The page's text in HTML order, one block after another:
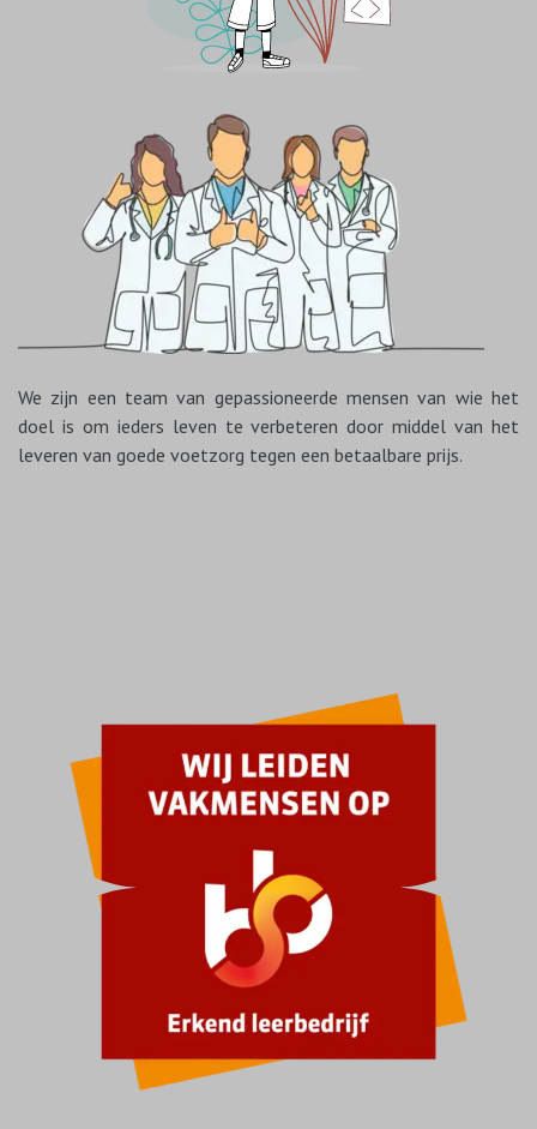
We zijn een team van gepassioneerde mensen van wie het
doel is om ieders leven te verbeteren door middel van het
leveren van goede voetzorg tegen een betaalbare prijs.